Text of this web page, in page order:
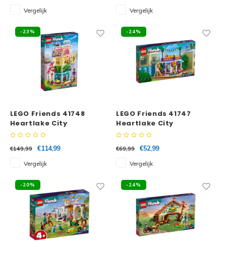
Vergelijk
Vergelijk
-23%
LEGO Friends 41748
Heartlake City
Buurtcentrum
€149,99
€114,99
Vergelijk
-24%
LEGO Friends 41747
Heartlake City
Gemeenschappelijke
€69,99
€52,99
Vergelijk
-20% -24%